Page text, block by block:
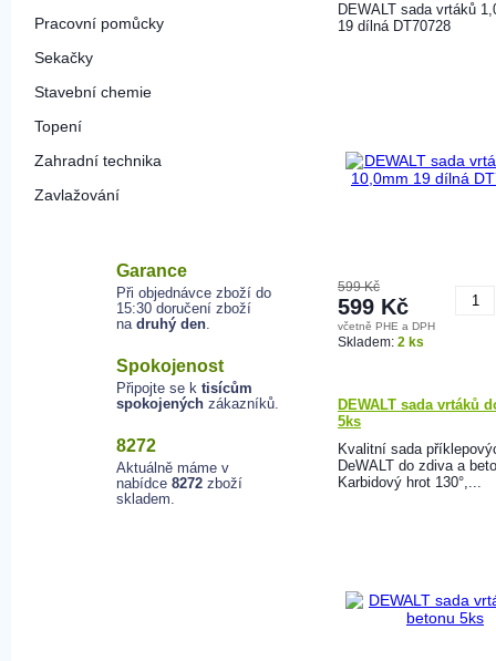
Pracovní pomůcky
Sekačky
Stavební chemie
Topení
Zahradní technika
Zavlažování
Garance
Při objednávce zboží do
15:30 doručení zboží
na druhý den.
Spokojenost
Připojte se k tisícům
spokojených zákazníků.
8272
Aktuálně máme v
nabídce 8272 zboží
skladem.
DEWALT sada vrtáků
19 dílná DT70728
599 Kč
599 Kč
včetně PHE a DPH
Skladem: 2 ks
DEWALT sada vrtáků
5ks
Kvalitní sada
DeWALT do zdiva a
Karbidový hrot 130°,...